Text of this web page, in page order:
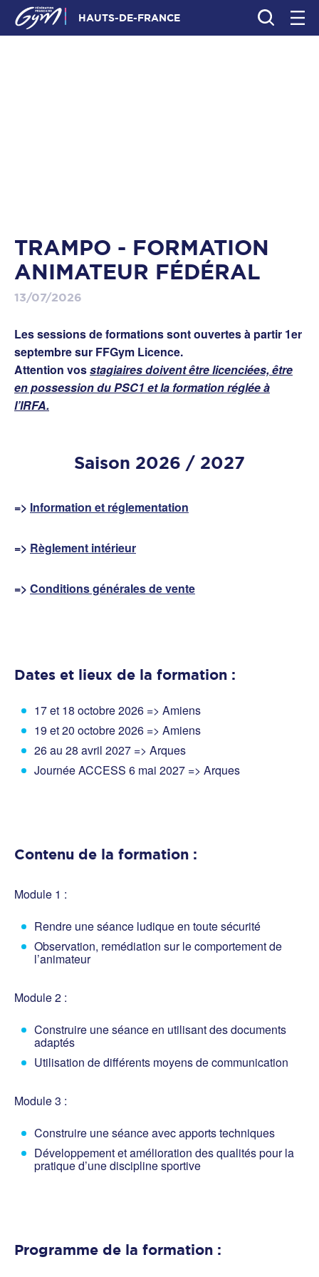
HAUTS-DE-FRANCE
TRAMPO - FORMATION
ANIMATEUR FÉDÉRAL
13/07/2026
Les sessions de formations sont ouvertes à partir 1er
septembre sur FFGym Licence.
Attention vosstagiaires doivent être licenciées, être
en possession du PSC1 et la formation réglée à
l’IRFA.
Saison 2026 / 2027
=> Information et réglementation
=> Règlement intérieur
=> Conditions générales de vente
Dates et lieux de la formation :
17 et 18 octobre 2026 => Amiens
19 et 20 octobre 2026 => Amiens
26 au 28 avril 2027 => Arques
Journée ACCESS 6 mai 2027 => Arques
Contenu de la formation :
Module 1 :
Rendre une séance ludique en toute sécurité
Observation, remédiation sur le comportement de
l’animateur
Module 2 :
Construire une séance en utilisant des documents
adaptés
Utilisation de différents moyens de communication
Module 3 :
Construire une séance avec apports techniques
Développement et amélioration des qualités pour la
pratique d’une discipline sportive
Programme de la formation :